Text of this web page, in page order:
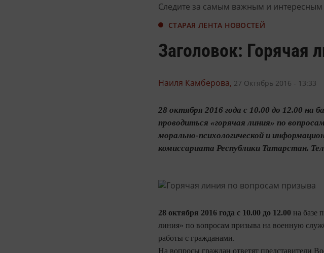
Следите за самым важным и интересным
СТАРАЯ ЛЕНТА НОВОСТЕЙ
Заголовок: Горячая
Наиля Камберова, 27 Октябрь 2016 - 13:33
28 октября 2016 года с 10.00 до 12.00 на
проводиться «горячая линия» по
морально-психологической и
комиссариата Республики Татарстан.
28 октября 2016 года с 10.00 до 12.00 на базе
линия» по вопросам призыва на военную
работы с гражданами.
На вопросы граждан ответят представители